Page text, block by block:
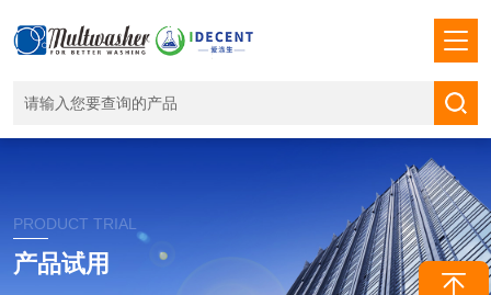
PRODUCT TRIAL
产品试用